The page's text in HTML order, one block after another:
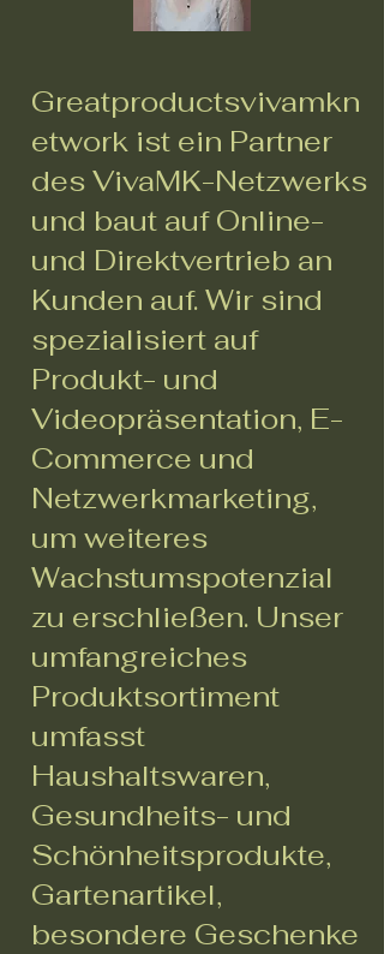
Greatproductsvivamkn
etwork ist ein Partner
des VivaMK-Netzwerks
und baut auf Online-
und Direktvertrieb an
Kunden auf. Wir sind
spezialisiert auf
Produkt- und
Videopräsentation, E-
Commerce und
Netzwerkmarketing,
um weiteres
Wachstumspotenzial
zu erschließen. Unser
umfangreiches
Produktsortiment
umfasst
Haushaltswaren,
Gesundheits- und
Schönheitsprodukte,
Gartenartikel,
besondere Geschenke